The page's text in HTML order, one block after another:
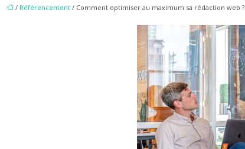
/ Référencement / Comment optimiser au maximum sa rédaction web ?